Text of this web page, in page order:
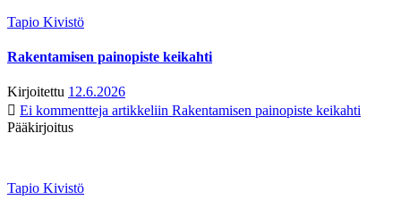
Tapio Kivistö
Rakentamisen painopiste keikahti
Kirjoitettu 12.6.2026
Ei kommentteja artikkeliin Rakentamisen painopiste keikahti
Pääkirjoitus
Tapio Kivistö